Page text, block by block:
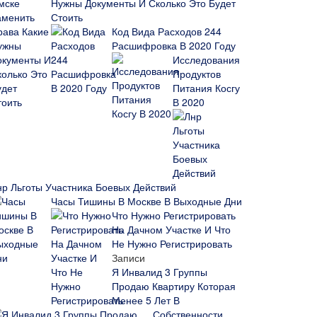
Нужны Документы И Сколько Это Будет
Стоить
Код Вида Расходов 244
Расшифровка В 2020 Году
Исследования
Продуктов
Питания Косгу
В 2020
Льготы Участника Боевых Действий
Часы Тишины В Москве В Выходные Дни
Что Нужно Регистрировать
На Дачном Участке И Что
Не Нужно Регистрировать
Записи
Я Инвалид 3 Группы
Продаю Квартиру Которая
Менее 5 Лет В
Собственности